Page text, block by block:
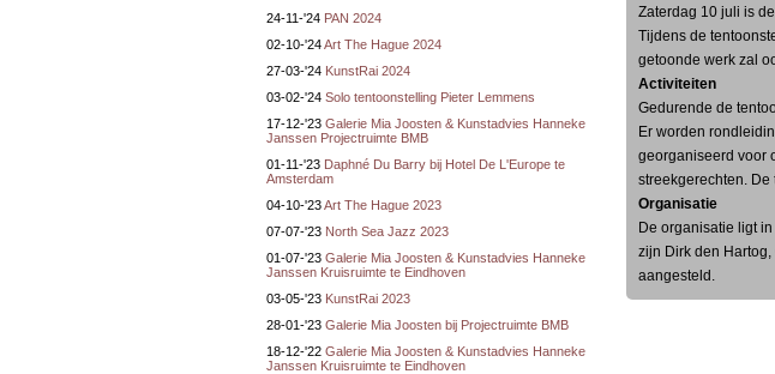
24-11-'24 PAN 2024
02-10-'24Art The Hague 2024
27-03-'24 KunstRai 2024
03-02-'24 Solo tentoonstelling Pieter Lemmens
17-12-'23 Galerie Mia Joosten & Kunstadvies Hanneke
Janssen Projectruimte BMB
01-11-'23 Daphné Du Barry bij Hotel De L'Europe te
Amsterdam
04-10-'23Art The Hague 2023
07-07-'23 North Sea Jazz 2023
01-07-'23 Galerie Mia Joosten & Kunstadvies Hanneke
Janssen Kruisruimte te Eindhoven
03-05-'23 KunstRai 2023
28-01-'23 Galerie Mia Joosten bij Projectruimte BMB
18-12-'22 Galerie Mia Joosten & Kunstadvies Hanneke
Janssen Kruisruimte te Eindhoven
Zaterdag 10 juli is
Tijdens de
getoonde werk zal
Activiteiten
Gedurende de
Er worden
georganiseerd voor
streekgerechten.
Organisatie
De organisatie ligt
zijn Dirk den
aangesteld.